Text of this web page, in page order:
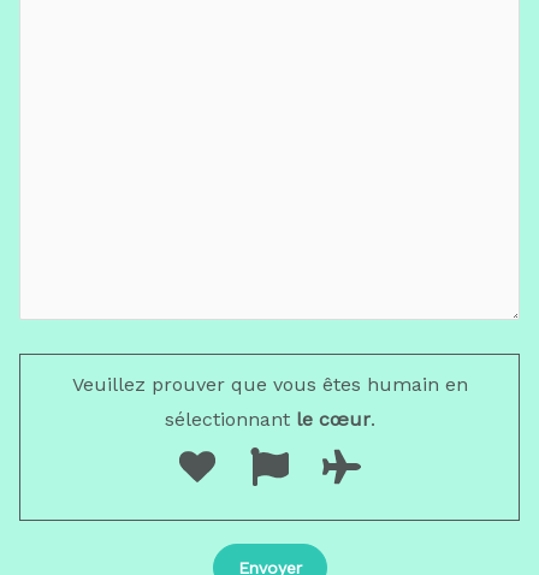
Veuillez prouver que vous êtes humain en
sélectionnantle cœur.